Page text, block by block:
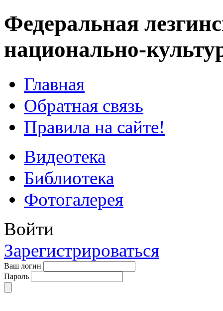
Федеральная
национально-
Главная
Обратная связь
Правила на сайте!
Видеотека
Библиотека
Фотогалерея
Войти
Зарегистрироваться
Ваш логин
Пароль